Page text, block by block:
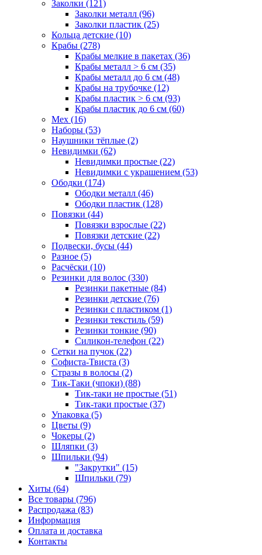
Заколки (121)
Заколки металл (96)
Заколки пластик (25)
Кольца детские (10)
Крабы (278)
Крабы мелкие в пакетах (36)
Крабы металл > 6 см (35)
Крабы металл до 6 см (48)
Крабы на трубочке (12)
Крабы пластик > 6 см (93)
Крабы пластик до 6 см (60)
Мех (16)
Наборы (53)
Наушники тёплые (2)
Невидимки (62)
Невидимки простые (22)
Невидимки с украшением (53)
Ободки (174)
Ободки металл (46)
Ободки пластик (128)
Повязки (44)
Повязки взрослые (22)
Повязки детские (22)
Подвески, бусы (44)
Разное (5)
Расчёски (10)
Резинки для волос (330)
Резинки пакетные (84)
Резинки детские (76)
Резинки с пластиком (1)
Резинки текстиль (59)
Резинки тонкие (90)
Силикон-телефон (22)
Сетки на пучок (22)
Софиста-Твиста (3)
Стразы в волосы (2)
Тик-Таки (чпоки) (88)
Тик-таки не простые (51)
Тик-таки простые (37)
Упаковка (5)
Цветы (9)
Чокеры (2)
Шляпки (3)
Шпильки (94)
"Закрутки" (15)
Шпильки (79)
Хиты (64)
Все товары (796)
Распродажа (83)
Информация
Оплата и доставка
Контакты